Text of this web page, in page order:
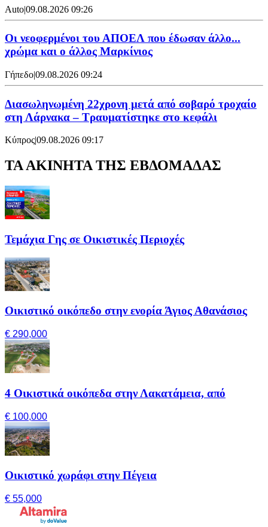
Auto|09.08.2026 09:26
Οι νεοφερμένοι του ΑΠΟΕΛ που έδωσαν άλλο...
χρώμα και ο άλλος Μαρκίνιος
Γήπεδο|09.08.2026 09:24
Διασωληνωμένη 22χρονη μετά από σοβαρό τροχαίο
στη Λάρνακα – Τραυματίστηκε στο κεφάλι
Κύπρος|09.08.2026 09:17
ΤΑ ΑΚΙΝΗΤΑ ΤΗΣ ΕΒΔΟΜΑΔΑΣ
Τεμάχια Γης σε Οικιστικές Περιοχές
Οικιστικό οικόπεδο στην ενορία Άγιος Αθανάσιος
€ 290,000
4 Οικιστικά οικόπεδα στην Λακατάμεια, από
€ 100,000
Οικιστικό χωράφι στην Πέγεια
€ 55,000